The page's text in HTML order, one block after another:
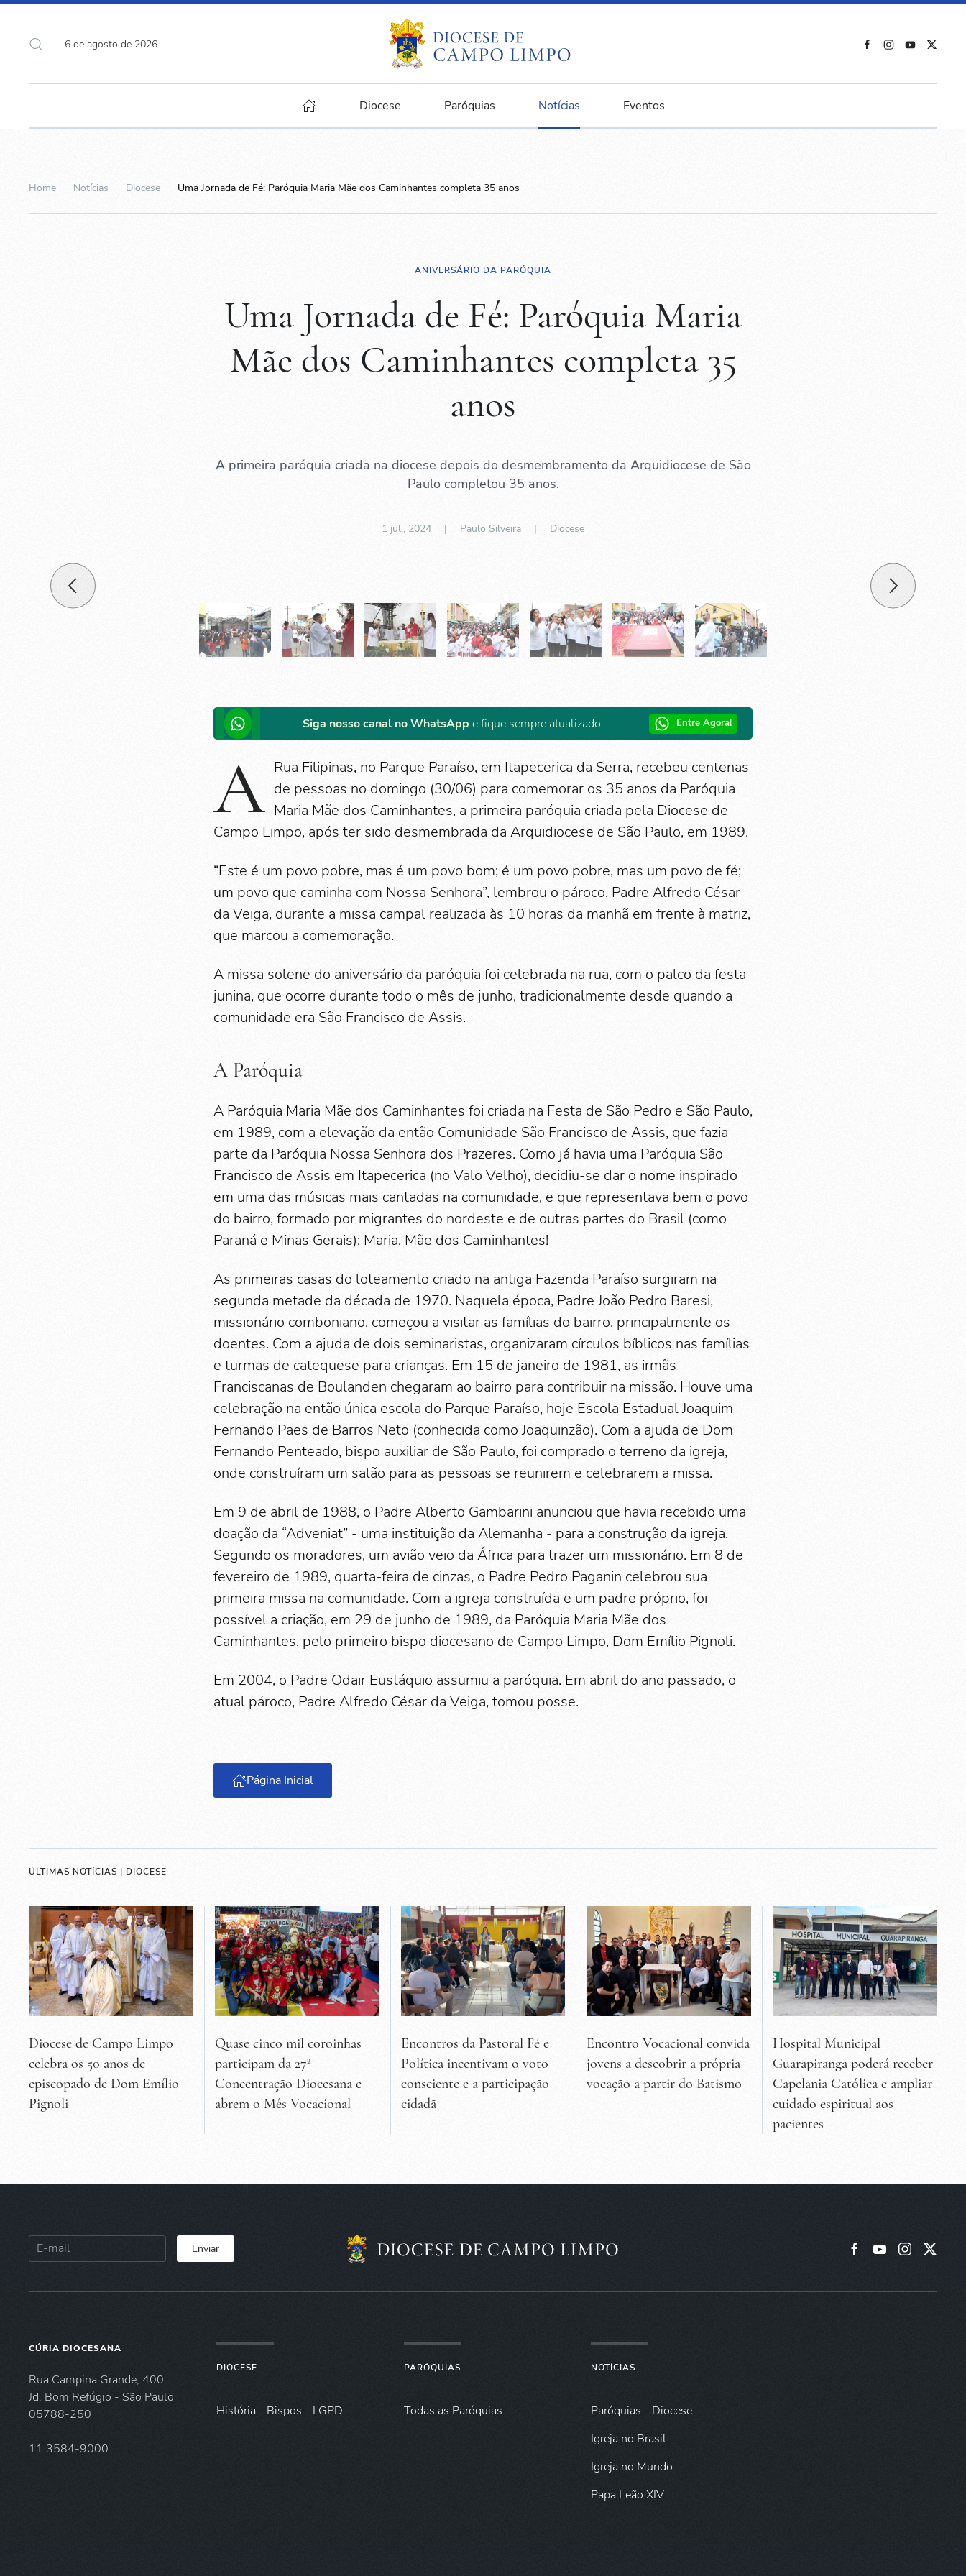
6 de agosto de 2026
Diocese Paróquias Notícias Eventos
Home Notícias Diocese Uma Jornada de Fé: Paróquia Maria Mãe dos Caminhantes completa 35 anos
ANIVERSÁRIO DA PARÓQUIA
Uma Jornada de Fé: Paróquia Maria
Mãe dos Caminhantes completa 35
anos
A primeira paróquia criada na diocese depois do desmembramento da Arquidiocese de São
Paulo completou 35 anos.
1 jul., 2024 | Paulo Silveira | Diocese
Siga nosso canal no WhatsApp e fique sempre atualizado Entre Agora!
A Rua Filipinas, no Parque Paraíso, em Itapecerica da Serra, recebeu centenas
de pessoas no domingo (30/06) para comemorar os 35 anos da Paróquia
Maria Mãe dos Caminhantes, a primeira paróquia criada pela Diocese de
Campo Limpo, após ter sido desmembrada da Arquidiocese de São Paulo, em 1989.
“Este é um povo pobre, mas é um povo bom; é um povo pobre, mas um povo de fé;
um povo que caminha com Nossa Senhora”, lembrou o pároco, Padre Alfredo César
da Veiga, durante a missa campal realizada às 10 horas da manhã em frente à matriz,
que marcou a comemoração.
A missa solene do aniversário da paróquia foi celebrada na rua, com o palco da festa
junina, que ocorre durante todo o mês de junho, tradicionalmente desde quando a
comunidade era São Francisco de Assis.
A Paróquia
A Paróquia Maria Mãe dos Caminhantes foi criada na Festa de São Pedro e São Paulo,
em 1989, com a elevação da então Comunidade São Francisco de Assis, que fazia
parte da Paróquia Nossa Senhora dos Prazeres. Como já havia uma Paróquia São
Francisco de Assis em Itapecerica (no Valo Velho), decidiu-se dar o nome inspirado
em uma das músicas mais cantadas na comunidade, e que representava bem o povo
do bairro, formado por migrantes do nordeste e de outras partes do Brasil (como
Paraná e Minas Gerais): Maria, Mãe dos Caminhantes!
As primeiras casas do loteamento criado na antiga Fazenda Paraíso surgiram na
segunda metade da década de 1970. Naquela época, Padre João Pedro Baresi,
missionário comboniano, começou a visitar as famílias do bairro, principalmente os
doentes. Com a ajuda de dois seminaristas, organizaram círculos bíblicos nas famílias
e turmas de catequese para crianças. Em 15 de janeiro de 1981, as irmãs
Franciscanas de Boulanden chegaram ao bairro para contribuir na missão. Houve uma
celebração na então única escola do Parque Paraíso, hoje Escola Estadual Joaquim
Fernando Paes de Barros Neto (conhecida como Joaquinzão). Com a ajuda de Dom
Fernando Penteado, bispo auxiliar de São Paulo, foi comprado o terreno da igreja,
onde construíram um salão para as pessoas se reunirem e celebrarem a missa.
Em 9 de abril de 1988, o Padre Alberto Gambarini anunciou que havia recebido uma
doação da “Adveniat” - uma instituição da Alemanha - para a construção da igreja.
Segundo os moradores, um avião veio da África para trazer um missionário. Em 8 de
fevereiro de 1989, quarta-feira de cinzas, o Padre Pedro Paganin celebrou sua
primeira missa na comunidade. Com a igreja construída e um padre próprio, foi
possível a criação, em 29 de junho de 1989, da Paróquia Maria Mãe dos
Caminhantes, pelo primeiro bispo diocesano de Campo Limpo, Dom Emílio Pignoli.
Em 2004, o Padre Odair Eustáquio assumiu a paróquia. Em abril do ano passado, o
atual pároco, Padre Alfredo César da Veiga, tomou posse.
Página Inicial
ÚLTIMAS NOTÍCIAS | DIOCESE
Diocese de Campo Limpo
celebra os 50 anos de
episcopado de Dom Emílio
Pignoli
Quase cinco mil coroinhas
participam da 27ª
Concentração Diocesana e
abrem o Mês Vocacional
Encontros da Pastoral Fé e
Política incentivam o voto
consciente e a participação
cidadã
Encontro Vocacional convida
jovens a descobrir a própria
vocação a partir do Batismo
Hospital Municipal
Guarapiranga poderá receber
Capelania Católica e ampliar
cuidado espiritual aos
pacientes
Enviar
CÚRIA DIOCESANA
Rua Campina Grande, 400
Jd. Bom Refúgio - São Paulo
05788-250
11 3584-9000
DIOCESE
História Bispos LGPD
PARÓQUIAS
Todas as Paróquias
NOTÍCIAS
Paróquias
Diocese
Igreja no Brasil
Igreja no Mundo
Papa Leão XIV